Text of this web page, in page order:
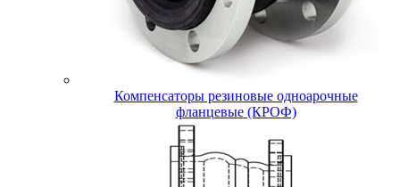
Компенсаторы резиновые одноарочные
фланцевые (КРОФ)